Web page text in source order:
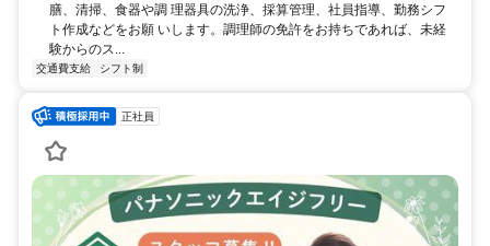
膳、清掃、食器や調 理器具の洗浄、採算管理、社員指導、勤務シフ
ト作成などをお願 いします。調理師の免許をお持ちであれば、未経
験からのス...
交通費支給 シフト制
正社員